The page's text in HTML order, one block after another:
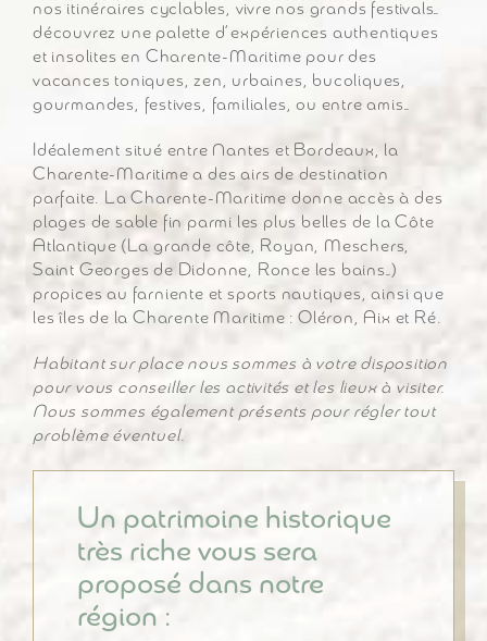
nos itinéraires cyclables, vivre nos grands festivals…
découvrez une palette d’expériences authentiques
et insolites en Charente-Maritime pour des
vacances toniques, zen, urbaines, bucoliques,
gourmandes, festives, familiales, ou entre amis…
Idéalement situé entre Nantes et Bordeaux, la
Charente-Maritime a des airs de destination
parfaite. La Charente-Maritime donne accès à des
plages de sable fin parmi les plus belles de la Côte
Atlantique (La grande côte, Royan, Meschers,
Saint Georges de Didonne, Ronce les bains…)
propices au farniente et sports nautiques, ainsi que
les îles de la Charente Maritime : Oléron, Aix et Ré.
Habitant sur place nous sommes à votre disposition
pour vous conseiller les activités et les lieux à visiter.
Nous sommes également présents pour régler tout
problème éventuel.
Un patrimoine historique
très riche vous sera
proposé dans notre
région :